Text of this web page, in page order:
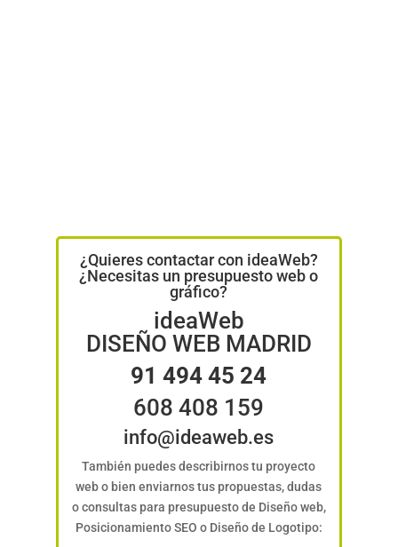
¿Quieres contactar con ideaWeb?
¿Necesitas un presupuesto web o
gráfico?
ideaWeb
DISEÑO WEB MADRID
91 494 45 24
608 408 159
info@ideaweb.es
También puedes describirnos tu proyecto
web o bien enviarnos tus propuestas, dudas
o consultas para presupuesto de Diseño web,
Posicionamiento SEO o Diseño de Logotipo: